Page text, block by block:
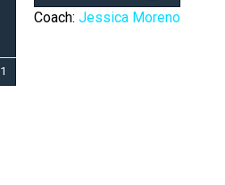
1
Coach: Jessica Moreno